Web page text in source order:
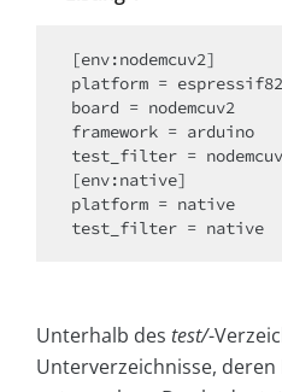
[env:nodemcuv2]
platform =
board = nodemcuv2
framework = arduino
test_filter =
[env:native]
platform = native
test_filter = native
Unterhalb des test/-
Unterverzeichnisse,